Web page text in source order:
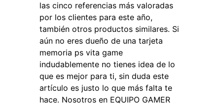
las cinco referencias más valoradas
por los clientes para este año,
también otros productos similares. Si
aún no eres dueño de una tarjeta
memoria ps vita game
indudablemente no tienes idea de lo
que es mejor para ti, sin duda este
artículo es justo lo que más falta te
hace. Nosotros en EQUIPO GAMER